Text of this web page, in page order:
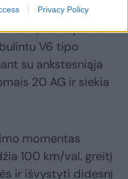
Privacy Policy
Quattroporte“
V6 tipo
su ankstesniąja
20 AG ir siekia
momentas
100 km/val. greitį
ir išvystyti didesnį